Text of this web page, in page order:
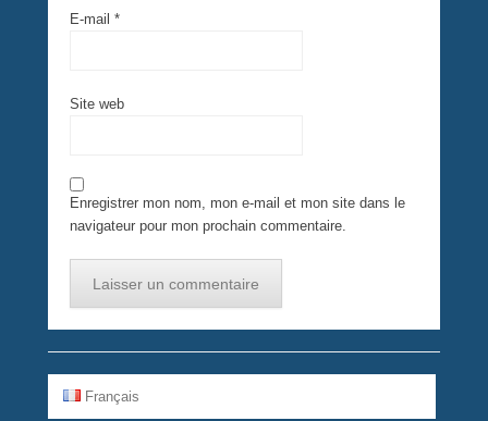
E-mail *
Site web
Enregistrer mon nom, mon e-mail et mon site dans le
navigateur pour mon prochain commentaire.
Français